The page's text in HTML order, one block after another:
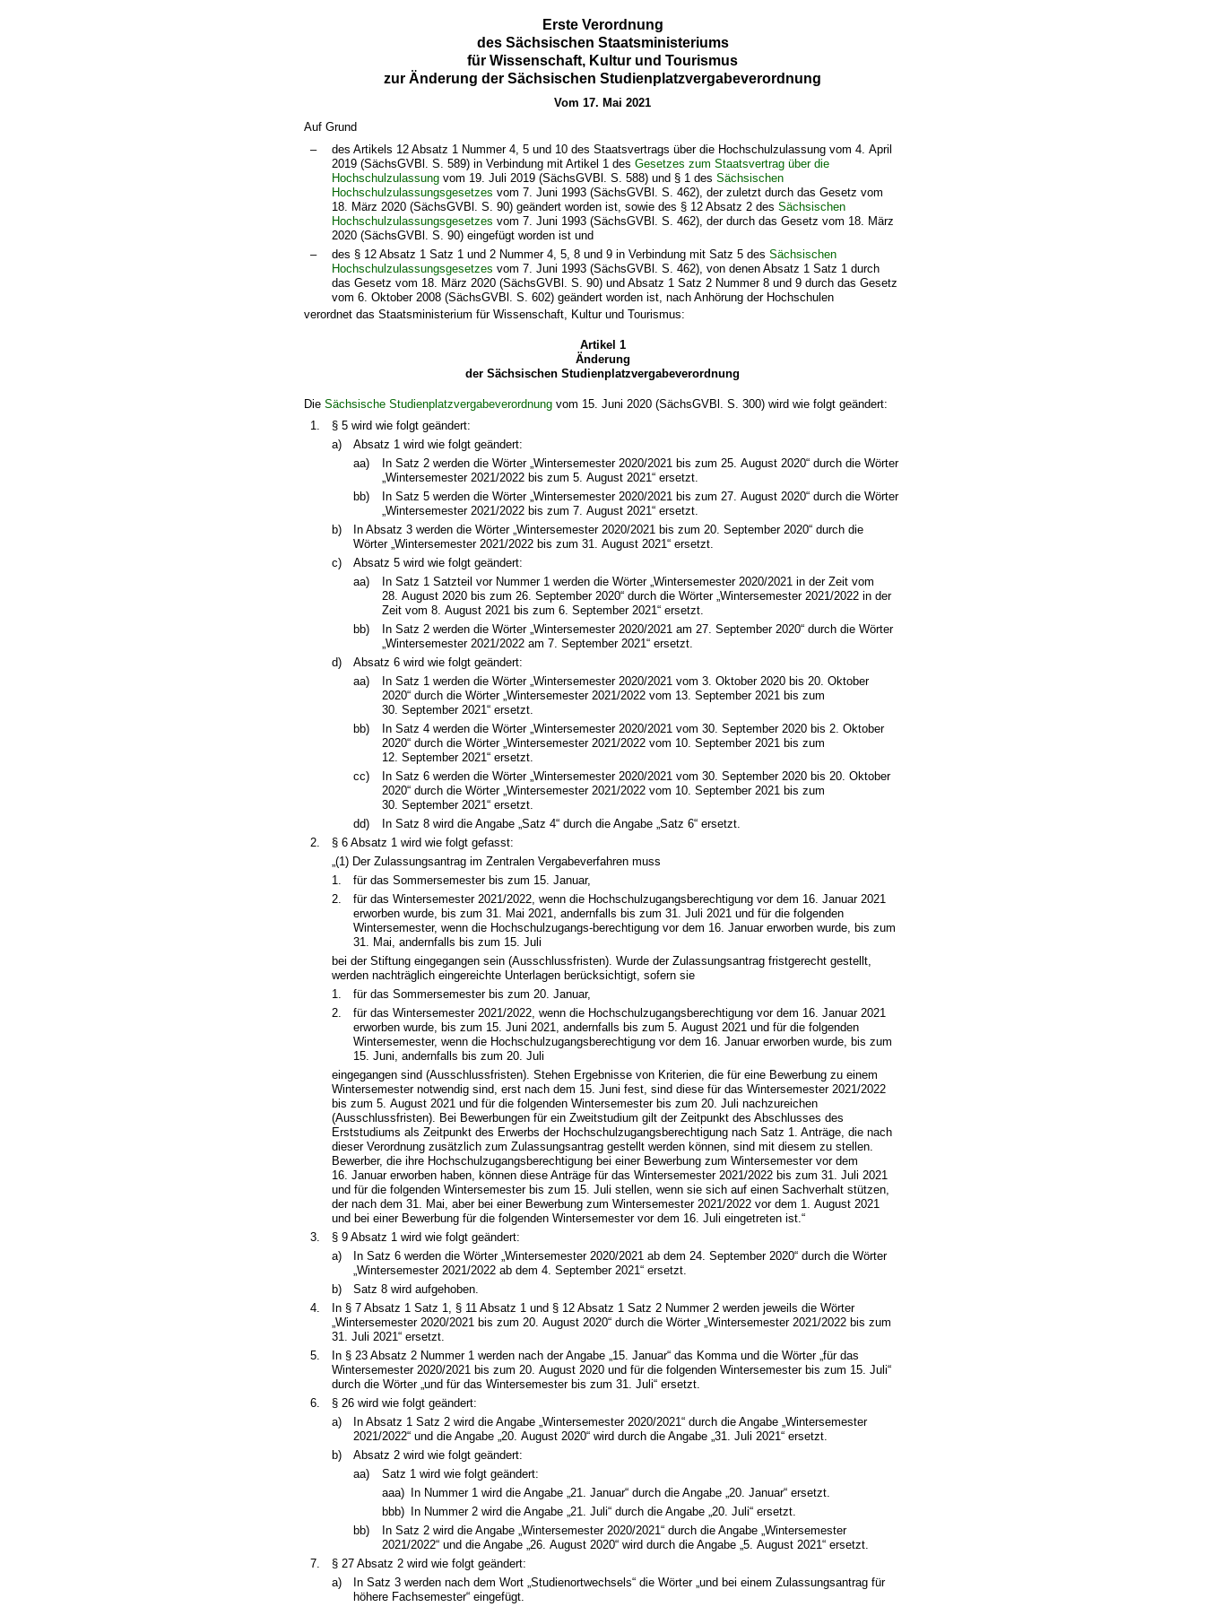
Erste Verordnung
des Sächsischen Staatsministeriums
für Wissenschaft, Kultur und Tourismus
zur Änderung der Sächsischen Studienplatzvergabeverordnung
Vom 17. Mai 2021
Auf Grund
–
des Artikels 12 Absatz 1 Nummer 4, 5 und 10 des Staatsvertrags über die Hochschulzulassung vom 4. April
2019 (SächsGVBl. S. 589) in Verbindung mit Artikel 1 des Gesetzes zum Staatsvertrag über die
Hochschulzulassungvom 19. Juli 2019 (SächsGVBl. S. 588) und § 1 des Sächsischen
Hochschulzulassungsgesetzes vom 7. Juni 1993 (SächsGVBl. S. 462), der zuletzt durch das Gesetz vom
18. März 2020 (SächsGVBl. S. 90) geändert worden ist, sowie des § 12 Absatz 2 des Sächsischen
Hochschulzulassungsgesetzes vom 7. Juni 1993 (SächsGVBl. S. 462), der durch das Gesetz vom 18. März
2020 (SächsGVBl. S. 90) eingefügt worden ist und
–
des § 12 Absatz 1 Satz 1 und 2 Nummer 4, 5, 8 und 9 in Verbindung mit Satz 5 des Sächsischen
Hochschulzulassungsgesetzes vom 7. Juni 1993 (SächsGVBl. S. 462), von denen Absatz 1 Satz 1 durch
das Gesetz vom 18. März 2020 (SächsGVBl. S. 90) und Absatz 1 Satz 2 Nummer 8 und 9 durch das Gesetz
vom 6. Oktober 2008 (SächsGVBl. S. 602) geändert worden ist, nach Anhörung der Hochschulen
verordnet das Staatsministerium für Wissenschaft, Kultur und Tourismus:
Artikel 1
Änderung
der Sächsischen Studienplatzvergabeverordnung
DieSächsische Studienplatzvergabeverordnung vom 15. Juni 2020 (SächsGVBl. S. 300) wird wie folgt geändert:
1.
§ 5 wird wie folgt geändert:
a)
Absatz 1 wird wie folgt geändert:
aa)
In Satz 2 werden die Wörter „Wintersemester 2020/2021 bis zum 25. August 2020“ durch die Wörter
„Wintersemester 2021/2022 bis zum 5. August 2021“ ersetzt.
bb)
In Satz 5 werden die Wörter „Wintersemester 2020/2021 bis zum 27. August 2020“ durch die Wörter
„Wintersemester 2021/2022 bis zum 7. August 2021“ ersetzt.
b)
In Absatz 3 werden die Wörter „Wintersemester 2020/2021 bis zum 20. September 2020“ durch die
Wörter „Wintersemester 2021/2022 bis zum 31. August 2021“ ersetzt.
c)
Absatz 5 wird wie folgt geändert:
aa)
In Satz 1 Satzteil vor Nummer 1 werden die Wörter „Wintersemester 2020/2021 in der Zeit vom
28. August 2020 bis zum 26. September 2020“ durch die Wörter „Wintersemester 2021/2022 in der
Zeit vom 8. August 2021 bis zum 6. September 2021“ ersetzt.
bb)
In Satz 2 werden die Wörter „Wintersemester 2020/2021 am 27. September 2020“ durch die Wörter
„Wintersemester 2021/2022 am 7. September 2021“ ersetzt.
d)
Absatz 6 wird wie folgt geändert:
aa)
In Satz 1 werden die Wörter „Wintersemester 2020/2021 vom 3. Oktober 2020 bis 20. Oktober
2020“ durch die Wörter „Wintersemester 2021/2022 vom 13. September 2021 bis zum
30. September 2021“ ersetzt.
bb)
In Satz 4 werden die Wörter „Wintersemester 2020/2021 vom 30. September 2020 bis 2. Oktober
2020“ durch die Wörter „Wintersemester 2021/2022 vom 10. September 2021 bis zum
12. September 2021“ ersetzt.
cc)
In Satz 6 werden die Wörter „Wintersemester 2020/2021 vom 30. September 2020 bis 20. Oktober
2020“ durch die Wörter „Wintersemester 2021/2022 vom 10. September 2021 bis zum
30. September 2021“ ersetzt.
dd)
In Satz 8 wird die Angabe „Satz 4“ durch die Angabe „Satz 6“ ersetzt.
2.
§ 6 Absatz 1 wird wie folgt gefasst:
„(1) Der Zulassungsantrag im Zentralen Vergabeverfahren muss
1.
für das Sommersemester bis zum 15. Januar,
2.
für das Wintersemester 2021/2022, wenn die Hochschulzugangsberechtigung vor dem 16. Januar 2021
erworben wurde, bis zum 31. Mai 2021, andernfalls bis zum 31. Juli 2021 und für die folgenden
Wintersemester, wenn die Hochschulzugangs-berechtigung vor dem 16. Januar erworben wurde, bis zum
31. Mai, andernfalls bis zum 15. Juli
bei der Stiftung eingegangen sein (Ausschlussfristen). Wurde der Zulassungsantrag fristgerecht gestellt,
werden nachträglich eingereichte Unterlagen berücksichtigt, sofern sie
1.
für das Sommersemester bis zum 20. Januar,
2.
für das Wintersemester 2021/2022, wenn die Hochschulzugangsberechtigung vor dem 16. Januar 2021
erworben wurde, bis zum 15. Juni 2021, andernfalls bis zum 5. August 2021 und für die folgenden
Wintersemester, wenn die Hochschulzugangsberechtigung vor dem 16. Januar erworben wurde, bis zum
15. Juni, andernfalls bis zum 20. Juli
eingegangen sind (Ausschlussfristen). Stehen Ergebnisse von Kriterien, die für eine Bewerbung zu einem
Wintersemester notwendig sind, erst nach dem 15. Juni fest, sind diese für das Wintersemester 2021/2022
bis zum 5. August 2021 und für die folgenden Wintersemester bis zum 20. Juli nachzureichen
(Ausschlussfristen). Bei Bewerbungen für ein Zweitstudium gilt der Zeitpunkt des Abschlusses des
Erststudiums als Zeitpunkt des Erwerbs der Hochschulzugangsberechtigung nach Satz 1. Anträge, die nach
dieser Verordnung zusätzlich zum Zulassungsantrag gestellt werden können, sind mit diesem zu stellen.
Bewerber, die ihre Hochschulzugangsberechtigung bei einer Bewerbung zum Wintersemester vor dem
16. Januar erworben haben, können diese Anträge für das Wintersemester 2021/2022 bis zum 31. Juli 2021
und für die folgenden Wintersemester bis zum 15. Juli stellen, wenn sie sich auf einen Sachverhalt stützen,
der nach dem 31. Mai, aber bei einer Bewerbung zum Wintersemester 2021/2022 vor dem 1. August 2021
und bei einer Bewerbung für die folgenden Wintersemester vor dem 16. Juli eingetreten ist.“
3.
§ 9 Absatz 1 wird wie folgt geändert:
a)
In Satz 6 werden die Wörter „Wintersemester 2020/2021 ab dem 24. September 2020“ durch die Wörter
„Wintersemester 2021/2022 ab dem 4. September 2021“ ersetzt.
b)
Satz 8 wird aufgehoben.
4.
In § 7 Absatz 1 Satz 1, § 11 Absatz 1 und § 12 Absatz 1 Satz 2 Nummer 2 werden jeweils die Wörter
„Wintersemester 2020/2021 bis zum 20. August 2020“ durch die Wörter „Wintersemester 2021/2022 bis zum
31. Juli 2021“ ersetzt.
5.
In § 23 Absatz 2 Nummer 1 werden nach der Angabe „15. Januar“ das Komma und die Wörter „für das
Wintersemester 2020/2021 bis zum 20. August 2020 und für die folgenden Wintersemester bis zum 15. Juli“
durch die Wörter „und für das Wintersemester bis zum 31. Juli“ ersetzt.
6.
§ 26 wird wie folgt geändert:
a)
In Absatz 1 Satz 2 wird die Angabe „Wintersemester 2020/2021“ durch die Angabe „Wintersemester
2021/2022“ und die Angabe „20. August 2020“ wird durch die Angabe „31. Juli 2021“ ersetzt.
b)
Absatz 2 wird wie folgt geändert:
aa)
Satz 1 wird wie folgt geändert:
aaa)
In Nummer 1 wird die Angabe „21. Januar“ durch die Angabe „20. Januar“ ersetzt.
bbb)
In Nummer 2 wird die Angabe „21. Juli“ durch die Angabe „20. Juli“ ersetzt.
bb)
In Satz 2 wird die Angabe „Wintersemester 2020/2021“ durch die Angabe „Wintersemester
2021/2022“ und die Angabe „26. August 2020“ wird durch die Angabe „5. August 2021“ ersetzt.
7.
§ 27 Absatz 2 wird wie folgt geändert:
a)
In Satz 3 werden nach dem Wort „Studienortwechsels“ die Wörter „und bei einem Zulassungsantrag für
höhere Fachsemester“ eingefügt.